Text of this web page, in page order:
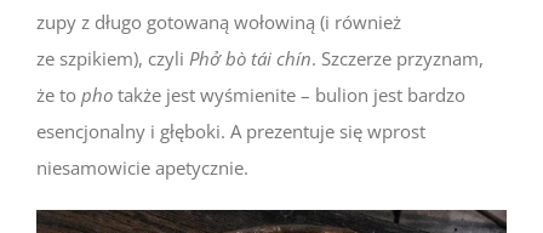
zupy z długo gotowaną wołowiną (i również
ze szpikiem), czyli Phở bò tái chín. Szczerze przyznam,
że to pho także jest wyśmienite – bulion jest bardzo
esencjonalny i głęboki. A prezentuje się wprost
niesamowicie apetycznie.